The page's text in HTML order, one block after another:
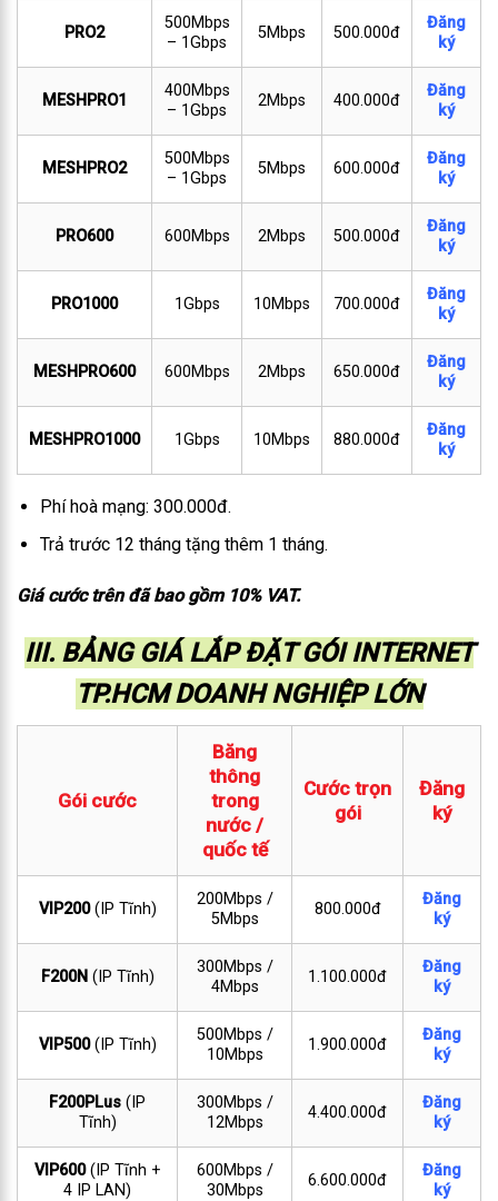
PRO2
500Mbps
– 1Gbps
5Mbps 500.000đ
Đăng
ký
MESHPRO1
400Mbps
– 1Gbps
2Mbps 400.000đ
Đăng
ký
MESHPRO2
500Mbps
– 1Gbps
5Mbps 600.000đ
Đăng
ký
PRO600 600Mbps 2Mbps 500.000đ
Đăng
ký
PRO1000 1Gbps 10Mbps 700.000đ
Đăng
ký
MESHPRO600 600Mbps 2Mbps 650.000đ
Đăng
ký
MESHPRO1000 1Gbps 10Mbps 880.000đ
Đăng
ký
Phí hoà mạng: 300.000đ.
Trả trước 12 tháng tặng thêm 1 tháng.
Giá cước trên đã bao gồm 10% VAT.
III. BẢNG GIÁ LẮP ĐẶT GÓI INTERNET
TP.HCM DOANH NGHIỆP LỚN
Gói cước
Băng
thông
trong
nước /
quốc tế
Cước trọn
gói
Đăng
ký
VIP200(IP Tĩnh)
200Mbps /
5Mbps
800.000đ
Đăng
ký
F200N (IP Tĩnh)
300Mbps /
4Mbps
1.100.000đ
Đăng
ký
VIP500(IP Tĩnh)
500Mbps /
10Mbps
1.900.000đ
Đăng
ký
F200PLus (IP
Tĩnh)
300Mbps /
12Mbps
4.400.000đ
Đăng
ký
VIP600(IP Tĩnh +
4 IP LAN)
600Mbps /
30Mbps
6.600.000đ
Đăng
ký